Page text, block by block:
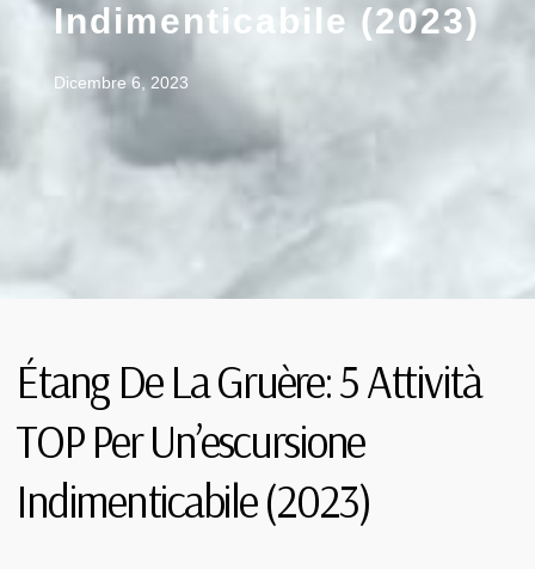
Indimenticabile (2023)
Dicembre 6, 2023
Étang De La Gruère: 5 Attività
TOP Per Un’escursione
Indimenticabile (2023)